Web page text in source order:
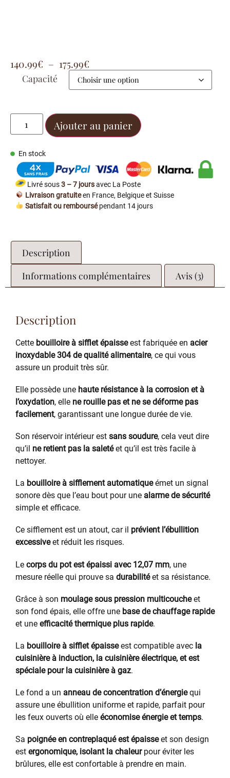
140.99€ – 175.99€
Capacité
Ajouter au panier
En stock
Livré sous3 – 7 joursavec La Poste
Livraison gratuiteen France, Belgique et Suisse
Satisfait ou remboursépendant 14 jours
Description
Informations complémentaires
Avis (3)
Description
Cette bouilloire à sifflet épaisseest fabriquée en acier
inoxydable 304 de qualité alimentaire, ce qui vous
assure un produit très sûr.
Elle possède une haute résistance à la corrosion et à
l’oxydation, elle ne rouille pas et ne se déforme pas
facilement, garantissant une longue durée de vie.
Son réservoir intérieur est sans soudure, cela veut dire
qu’il ne retient pas la saletéet qu’il est très facile à
nettoyer.
La bouilloire à sifflement automatiqueémet un signal
sonore dès que l’eau bout pour une alarme de sécurité
simple et efficace.
Ce sifflement est un atout, car il prévient l’ébullition
excessiveet réduit les risques.
Le corps du pot est épaissi avec 12,07 mm, une
mesure réelle qui prouve sa durabilitéet sa résistance.
Grâce à son moulage sous pression multicoucheet
son fond épais, elle offre une base de chauffage rapide
et une efficacité thermique plus rapide.
La bouilloire à sifflet épaisseest compatible avec la
cuisinière à induction, la cuisinière électrique, et est
spéciale pour la cuisinière à gaz.
Le fond a un anneau de concentration d’énergiequi
assure une ébullition uniforme et rapide, parfait pour
les feux ouverts où elle économise énergie et temps.
Sa poignée en contreplaqué est épaisseet son design
est ergonomique, isolant la chaleurpour éviter les
brûlures, elle est confortable à prendre en main.